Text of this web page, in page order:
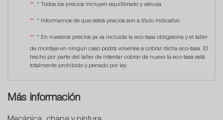
* Todos los precios incluyen equilibrado y válvula
* Informamos de que estos precios son a título indicativo
* En nuestros precios ya va incluida la eco-tasa obligatoria y el taller
de montaje en ningún caso podrá volverles a cobrar dicha eco-tasa. El
hecho por parte del taller de intentar cobrar de nuevo la eco-tasa está
totalmente prohibido y penado por ley
Más información